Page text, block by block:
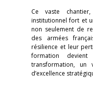
Ce vaste
institutionnel fort et
non seulement de
des armées
résilience et leur
formation
transformation, un
d’excellence